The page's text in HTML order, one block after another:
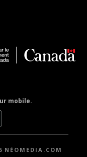
mobile.
NÉOMEDIA.COM